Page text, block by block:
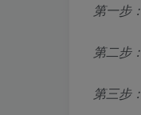
第一步：
第二步：
第三步：